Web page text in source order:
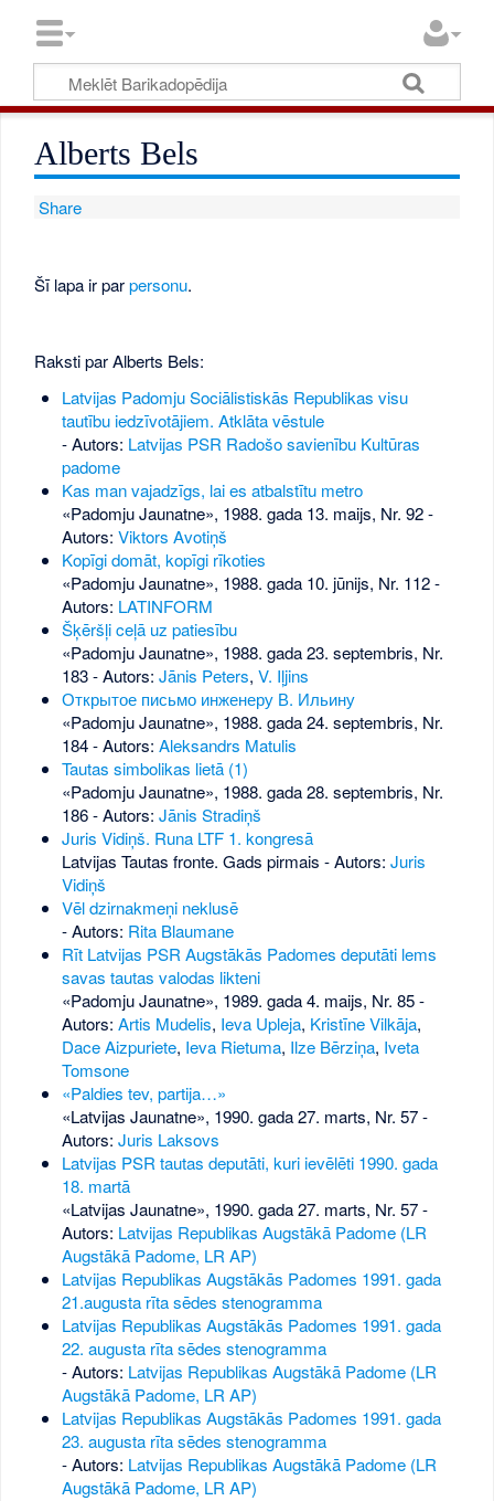
Alberts Bels
Share
Šī lapa ir parpersonu.
Raksti par Alberts Bels:
Latvijas Padomju Sociālistiskās Republikas visu
tautību iedzīvotājiem. Atklāta vēstule
- Autors: Latvijas PSR Radošo savienību Kultūras
padome
Kas man vajadzīgs, lai es atbalstītu metro
«Padomju Jaunatne», 1988. gada 13. maijs, Nr. 92-
Autors: Viktors Avotiņš
Kopīgi domāt, kopīgi rīkoties
«Padomju Jaunatne», 1988. gada 10. jūnijs, Nr. 112-
Autors: LATINFORM
Šķēršļi ceļā uz patiesību
«Padomju Jaunatne», 1988. gada 23. septembris, Nr.
183- Autors: Jānis Peters, V. Iļjins
Открытое письмо инженеру В. Ильину
«Padomju Jaunatne», 1988. gada 24. septembris, Nr.
184- Autors: Aleksandrs Matulis
Tautas simbolikas lietā (1)
«Padomju Jaunatne», 1988. gada 28. septembris, Nr.
186- Autors: Jānis Stradiņš
Juris Vidiņš. Runa LTF 1. kongresā
Latvijas Tautas fronte. Gads pirmais - Autors: Juris
Vidiņš
Vēl dzirnakmeņi neklusē
- Autors: Rita Blaumane
Rīt Latvijas PSR Augstākās Padomes deputāti lems
savas tautas valodas likteni
«Padomju Jaunatne», 1989. gada 4. maijs, Nr. 85-
Autors: Artis Mudelis, Ieva Upleja, Kristīne Vilkāja,
Dace Aizpuriete, Ieva Rietuma, Ilze Bērziņa, Iveta
Tomsone
«Paldies tev, partija…»
«Latvijas Jaunatne», 1990. gada 27. marts, Nr. 57-
Autors: Juris Laksovs
Latvijas PSR tautas deputāti, kuri ievēlēti 1990. gada
18. martā
«Latvijas Jaunatne», 1990. gada 27. marts, Nr. 57-
Autors: Latvijas Republikas Augstākā Padome (LR
Augstākā Padome, LR AP)
Latvijas Republikas Augstākās Padomes 1991. gada
21.augusta rīta sēdes stenogramma
Latvijas Republikas Augstākās Padomes 1991. gada
22. augusta rīta sēdes stenogramma
- Autors: Latvijas Republikas Augstākā Padome (LR
Augstākā Padome, LR AP)
Latvijas Republikas Augstākās Padomes 1991. gada
23. augusta rīta sēdes stenogramma
- Autors: Latvijas Republikas Augstākā Padome (LR
Augstākā Padome, LR AP)